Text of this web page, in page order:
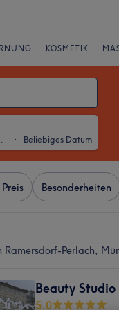
KOSMETIK
München ・ Beliebiges Datum
Besonderheiten
Perlach,
Beauty
5,0